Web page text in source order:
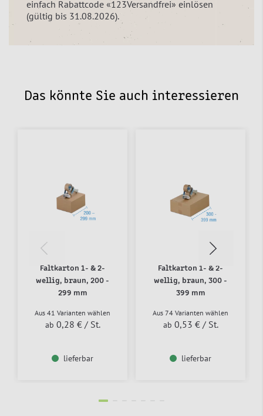
einfach Rabattcode «123Versandfrei» einlösen
(gültig bis 31.08.2026).
Das könnte Sie auch interessieren
Faltkarton 1- & 2-
wellig, braun, 200 -
299 mm
Aus 41 Varianten wählen
ab 0,28 € / St.
lieferbar
Faltkarton 1- & 2-
wellig, braun, 300 -
399 mm
Aus 74 Varianten wählen
ab 0,53 € / St.
lieferbar